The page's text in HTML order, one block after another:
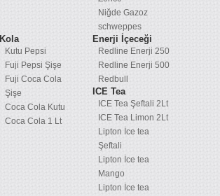
Niğde Gazoz
schweppes
Kola
Kutu Pepsi
Fuji Pepsi Şişe
Fuji Coca Cola
Şişe
Coca Cola Kutu
Coca Cola 1 Lt
Enerji İçeceği
Redline Enerji 250
Redline Enerji 500
Redbull
ICE Tea
ICE Tea Şeftali 2Lt
ICE Tea Limon 2Lt
Lipton İce tea
Şeftali
Lipton İce tea
Mango
Lipton İce tea